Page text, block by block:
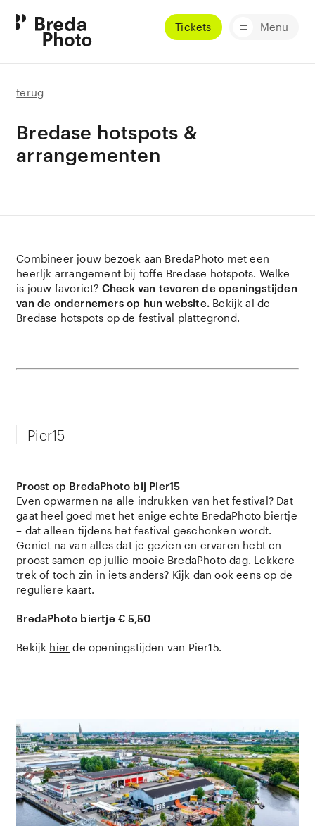
Tickets Menu
terug
Bredase hotspots &
arrangementen
Combineer jouw bezoek aan BredaPhoto met een
heerljk arrangement bij toffe Bredase hotspots. Welke
is jouw favoriet? Check van tevoren de openingstijden
van de ondernemers op hun website. Bekijk al de
Bredase hotspots op de festival plattegrond.
Pier15
Proost op BredaPhoto bij Pier15
Even opwarmen na alle indrukken van het festival? Dat
gaat heel goed met het enige echte BredaPhoto biertje
– dat alleen tijdens het festival geschonken wordt.
Geniet na van alles dat je gezien en ervaren hebt en
proost samen op jullie mooie BredaPhoto dag. Lekkere
trek of toch zin in iets anders? Kijk dan ook eens op de
reguliere kaart.
BredaPhoto biertje € 5,50
Bekijk hier de openingstijden van Pier15.